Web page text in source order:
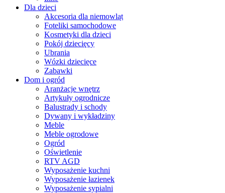
Dla dzieci
Akcesoria dla niemowląt
Foteliki samochodowe
Kosmetyki dla dzieci
Pokój dziecięcy
Ubrania
Wózki dziecięce
Zabawki
Dom i ogród
Aranżacje wnętrz
Artykuły ogrodnicze
Balustrady i schody
Dywany i wykładziny
Meble
Meble ogrodowe
Ogród
Oświetlenie
RTV AGD
Wyposażenie kuchni
Wyposażenie łazienek
Wyposażenie sypialni